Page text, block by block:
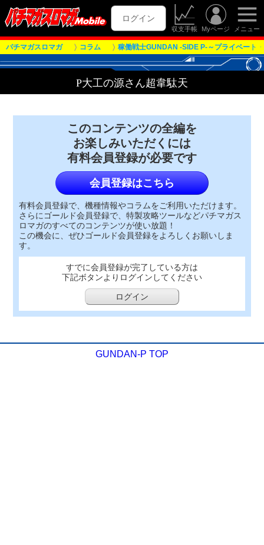
ログイン
収支手帳 Myページ メニュー
パチマガスロマガ コラム 稼働戦士GUNDAN -SIDE P-～プライベート
P大工の源さん超韋駄天
このコンテンツの全編を
お楽しみいただくには
有料会員登録が必要です
会員登録はこちら
有料会員登録で、機種情報やコラムをご利用いただけます。
さらにゴールド会員登録で、特製攻略ツールなどパチマガス
ロマガのすべてのコンテンツが使い放題！
この機会に、ぜひゴールド会員登録をよろしくお願いしま
す。
すでに会員登録が完了している方は
下記ボタンよりログインしてください
ログイン
GUNDAN-P TOP